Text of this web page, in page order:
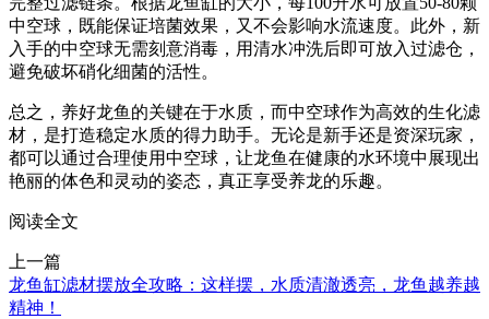
中空球，既能保证培菌效果，又不会影响水流速度。此外，新
入手的中空球无需刻意消毒，用清水冲洗后即可放入过滤仓，
避免破坏硝化细菌的活性。
总之，养好龙鱼的关键在于水质，而中空球作为高效的生化滤
材，是打造稳定水质的得力助手。无论是新手还是资深玩家，
都可以通过合理使用中空球，让龙鱼在健康的水环境中展现出
艳丽的体色和灵动的姿态，真正享受养龙的乐趣。
阅读全文
上一篇
龙鱼缸滤材摆放全攻略：这样摆，水质清澈透亮，龙鱼越养越
精神！